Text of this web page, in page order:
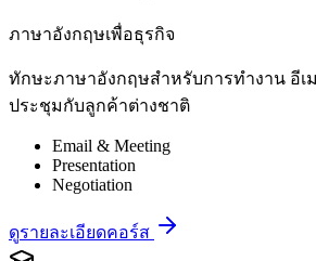
ภาษาอังกฤษเพื่อธุรกิจ
ทักษะภาษาอังกฤษสำหรับการทำงาน อีเ
ประชุมกับลูกค้าต่างชาติ
Email & Meeting
Presentation
Negotiation
ดูรายละเอียดคอร์ส